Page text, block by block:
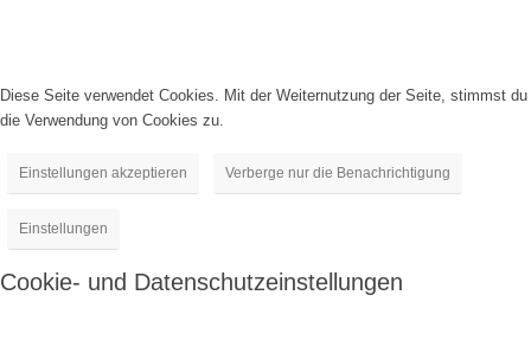
Diese Seite verwendet Cookies. Mit der Weiternutzung der Seite, stimmst du
die Verwendung von Cookies zu.
Einstellungen akzeptieren Verberge nur die Benachrichtigung
Einstellungen
Cookie- und Datenschutzeinstellungen